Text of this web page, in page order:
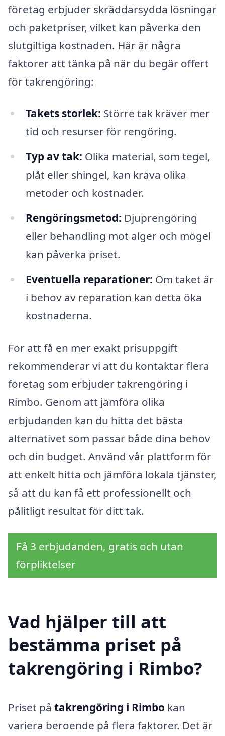
företag erbjuder skräddarsydda lösningar
och paketpriser, vilket kan påverka den
slutgiltiga kostnaden. Här är några
faktorer att tänka på när du begär offert
för takrengöring:
Takets storlek: Större tak kräver mer
tid och resurser för rengöring.
Typ av tak: Olika material, som tegel,
plåt eller shingel, kan kräva olika
metoder och kostnader.
Rengöringsmetod: Djuprengöring
eller behandling mot alger och mögel
kan påverka priset.
Eventuella reparationer: Om taket är
i behov av reparation kan detta öka
kostnaderna.
För att få en mer exakt prisuppgift
rekommenderar vi att du kontaktar flera
företag som erbjuder takrengöring i
Rimbo. Genom att jämföra olika
erbjudanden kan du hitta det bästa
alternativet som passar både dina behov
och din budget. Använd vår plattform för
att enkelt hitta och jämföra lokala tjänster,
så att du kan få ett professionellt och
pålitligt resultat för ditt tak.
Få 3 erbjudanden, gratis och utan
förpliktelser
Vad hjälper till att
bestämma priset på
takrengöring i Rimbo?
Priset på takrengöring i Rimbo kan
variera beroende på flera faktorer. Det är